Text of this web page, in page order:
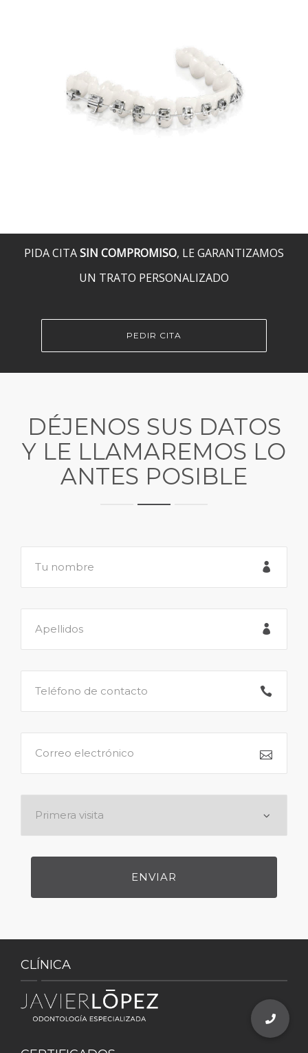
PIDA CITASIN COMPROMISO, LE GARANTIZAMOS
UN TRATO PERSONALIZADO
PEDIR CITA
DÉJENOS SUS DATOS
Y LE LLAMAREMOS LO
ANTES POSIBLE
CLÍNICA